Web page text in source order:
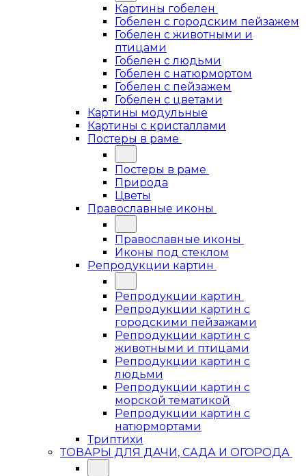
Картины гобелен
Гобелен с городским пейзажем
Гобелен с животными и
птицами
Гобелен с людьми
Гобелен с натюрмортом
Гобелен с пейзажем
Гобелен с цветами
Картины модульные
Картины с кристаллами
Постеры в раме
Постеры в раме
Природа
Цветы
Православные иконы
Православные иконы
Иконы под стеклом
Репродукции картин
Репродукции картин
Репродукции картин с
городскими пейзажами
Репродукции картин с
животными и птицами
Репродукции картин с
людьми
Репродукции картин с
морской тематикой
Репродукции картин с
натюрмортами
Триптихи
ТОВАРЫ ДЛЯ ДАЧИ, САДА И ОГОРОДА